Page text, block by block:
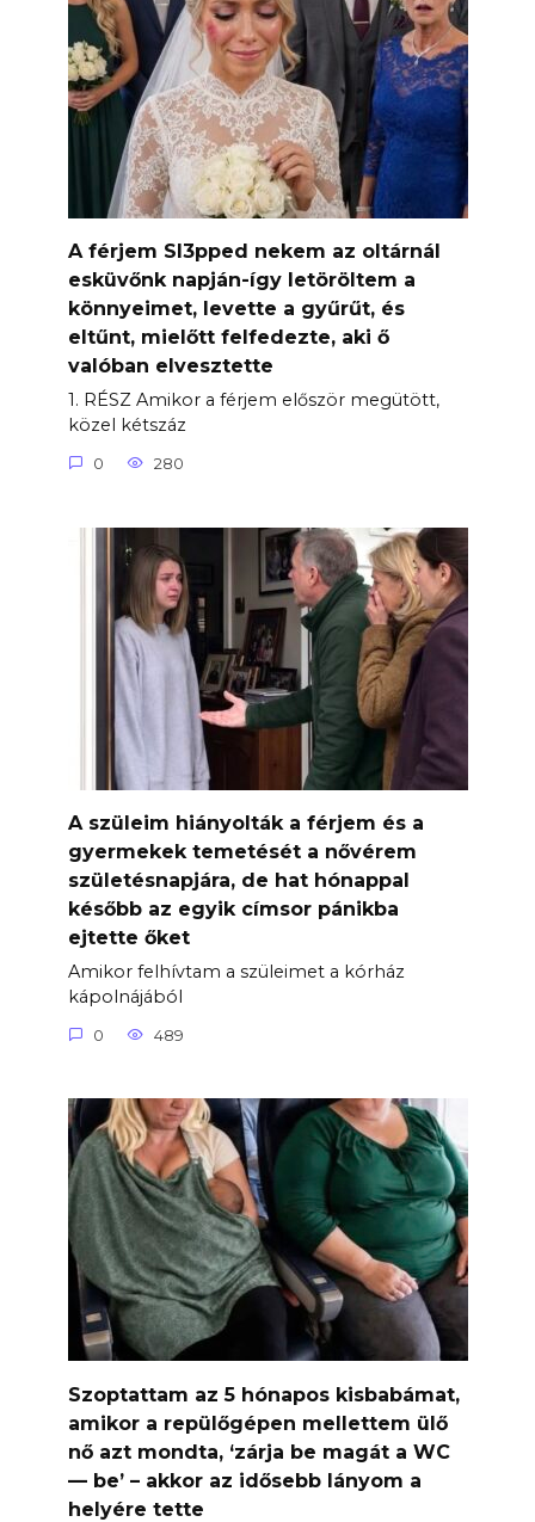
A férjem Sl3pped nekem az oltárnál
esküvőnk napján-így letöröltem a
könnyeimet, levette a gyűrűt, és
eltűnt, mielőtt felfedezte, aki ő
valóban elvesztette
1. RÉSZ Amikor a férjem először megütött,
közel kétszáz
0 280
A szüleim hiányolták a férjem és a
gyermekek temetését a nővérem
születésnapjára, de hat hónappal
később az egyik címsor pánikba
ejtette őket
Amikor felhívtam a szüleimet a kórház
kápolnájából
0 489
Szoptattam az 5 hónapos kisbabámat,
amikor a repülőgépen mellettem ülő
nő azt mondta, ‘zárja be magát a WC
— be’ – akkor az idősebb lányom a
helyére tette